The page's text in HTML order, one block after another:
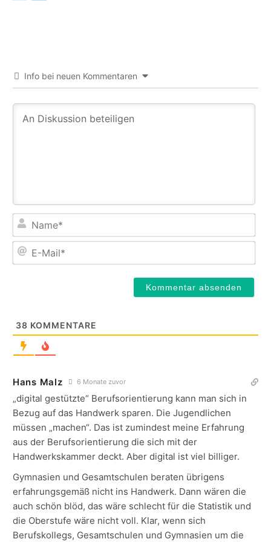
Info bei neuen Kommentaren
E-
38 KOMMENTARE
Hans Malz 6 Monate zuvor
„digital gestützte“ Berufsorientierung kann man sich in
Bezug auf das Handwerk sparen. Die Jugendlichen
müssen „machen“. Das ist zumindest meine Erfahrung
aus der Berufsorientierung die sich mit der
Handwerkskammer deckt. Aber digital ist viel billiger.
Gymnasien und Gesamtschulen beraten übrigens
erfahrungsgemäß nicht ins Handwerk. Dann wären die
auch schön blöd, das wäre schlecht für die Statistik und
die Oberstufe wäre nicht voll. Klar, wenn sich
Berufskollegs, Gesamtschulen und Gymnasien um die